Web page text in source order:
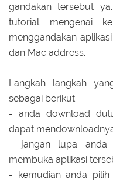
gandakan tersebut
tutorial mengenai
menggandakan
dan Mac address.
Langkah langkah
sebagai berikut
- anda download
dapat
- jangan lupa anda
membuka aplikasi
- kemudian anda